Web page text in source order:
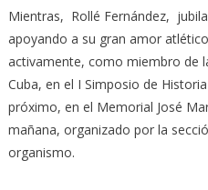
Mientras, Rollé Fernández,
apoyando a su gran amor
activamente, como miembro de
Cuba, en el I Simposio de
próximo, en el Memorial José
mañana, organizado por la
organismo.